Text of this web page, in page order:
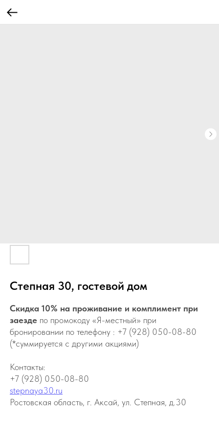
Степная 30, гостевой дом
Скидка 10% на проживание и комплимент при
заезде по промокоду «Я-местный» при
бронировании по телефону : +7 (928) 050-08-80
(*суммируется с другими акциями)
Контакты:
+7 (928) 050-08-80
stepnaya30.ru
Ростовская область, г. Аксай, ул. Степная, д.30